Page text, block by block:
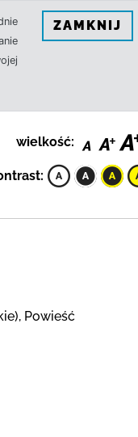
ZAMKNIJ
wielkość:
Powieść